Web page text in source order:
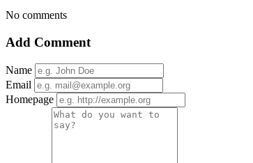
No comments
Add Comment
Name
Email
Homepage